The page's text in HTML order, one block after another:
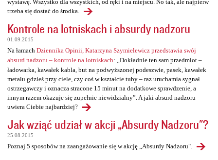
wystawę. Wszystko dla wszystkich, od ręki i na miejscu. No tak, ale najpierw
trzeba się dostać do środka.
Kontrole na lotniskach i absurdy nadzoru
01.09.2015
Na łamach Dziennika Opinii, Katarzyna Szymielewicz przedstawia swój
absurd nadzoru – kontrole na lotniskach: „Dokładnie ten sam przedmiot –
ładowarka, kawałek kabla, but na podwyższonej podeszwie, pasek, kawałek
metalu gdzieś przy ciele, czy coś w kształcie tuby – raz uruchamia sygnał
ostrzegawczy i oznacza stracone 15 minut na dodatkowe sprawdzenie, a
innym razem okazuje się zupełnie niewidzialny”. A jaki absurd nadzoru
uwiera Ciebie najbardziej?
Jak wziąć udział w akcji „Absurdy Nadzoru"?
25.08.2015
Poznaj 5 sposobów na zaangażowanie się w akcję „Absurdy Nadzoru".